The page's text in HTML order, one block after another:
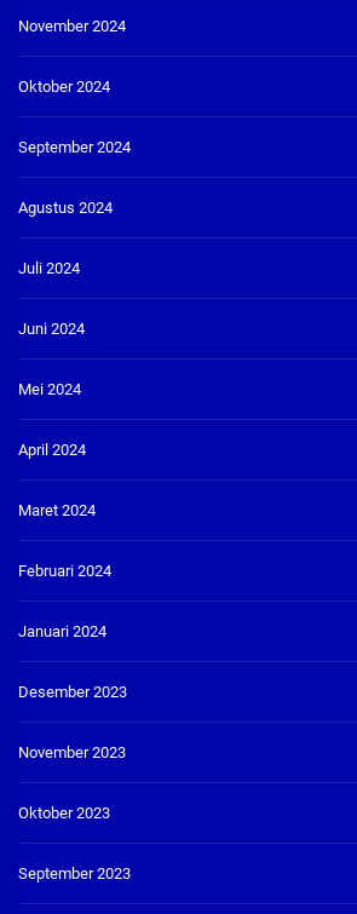
November 2024
Oktober 2024
September 2024
Agustus 2024
Juli 2024
Juni 2024
Mei 2024
April 2024
Maret 2024
Februari 2024
Januari 2024
Desember 2023
November 2023
Oktober 2023
September 2023